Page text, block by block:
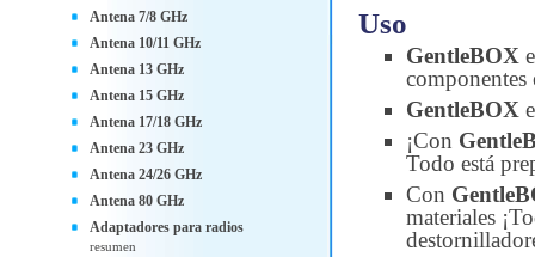
Uso
GentleBOX
componentes
GentleBOX
¡Con
Todo está
Con
materiales
Antena 7/8 GHz
Antena 10/11 GHz
Antena 13 GHz
Antena 15 GHz
Antena 17/18 GHz
Antena 23 GHz
Antena 24/26 GHz
Antena 80 GHz
Adaptadores para radios
resumen